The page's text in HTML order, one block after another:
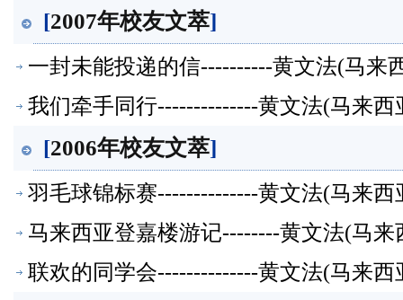
[2007年校友文萃]
一封未能投递的信----------黄文法(马来
我们牵手同行--------------黄文法(马来
[2006年校友文萃]
羽毛球锦标赛--------------黄文法(马来
马来西亚登嘉楼游记--------黄文法(马
联欢的同学会--------------黄文法(马来